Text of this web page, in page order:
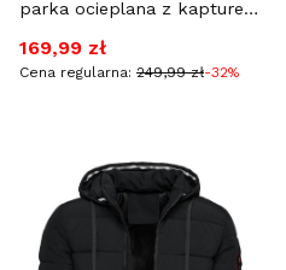
parka ocieplana z kapturem
Cena promocyjna
169,99 zł
Cena regularna: 249,99 zł-32%